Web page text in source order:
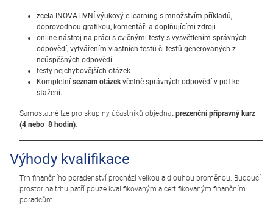
zcela INOVATIVNÍ výukový e-learning s množstvím příkladů,
doprovodnou grafikou, komentáři a doplňujícími zdroji
online nástroj na práci s cvičnými testy s vysvětlením správných
odpovědí, vytvářením vlastních testů či testů generovaných z
neúspěšných odpovědí
testy nejchybovějších otázek
Kompletní seznam otázek včetně správných odpovědí v pdf ke
stažení.
Samostatně lze pro skupiny účastníků objednat prezenční přípravný kurz
(4 nebo 8 hodin)
Výhody kvalifikace
Trh finančního poradenství prochází velkou a dlouhou proměnou. Budoucí
prostor na trhu patří pouze kvalifikovaným a certifikovaným finančním
poradcům!